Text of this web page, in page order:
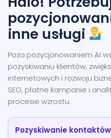
inne usługi
Poza pozycjonowaniem AI
pozyskiwaniu klientów,
internetowych i rozwoju
SEO, płatne kampanie i
procesie wzrostu.
Pozyskiwanie